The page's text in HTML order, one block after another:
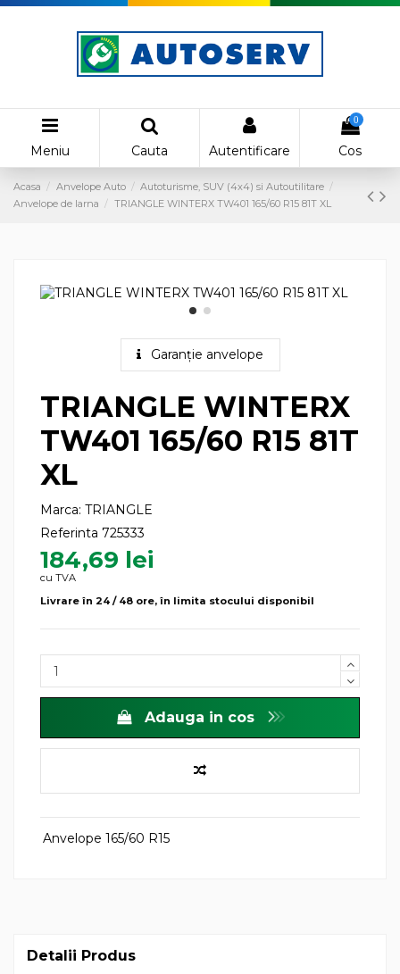
Meniu Cauta Autentificare
0
Cos
Acasa Anvelope Auto
Autoturisme, SUV (4x4) si Autoutilitare
Anvelope de Iarna
TRIANGLE WINTERX TW401 165/60 R15 81T XL
Garanție anvelope
TRIANGLE WINTERX
TW401 165/60 R15 81T
XL
Marca: TRIANGLE
Referinta 725333
184,69 lei
cu TVA
Livrare în 24 / 48 ore, în limita stocului disponibil
Adauga in cos
Anvelope 165/60 R15
Detalii Produs